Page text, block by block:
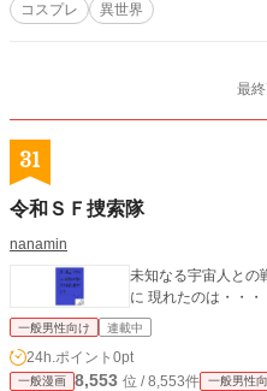
コスプレ
異世界
最
31
令和ＳＦ捜索隊
nanamin
未知なる宇宙人との
に 現れたのは・・・
一般男性向け 連載中
24h.ポイント 0pt
一般漫画 8,553 位 / 8,553件 一般男性